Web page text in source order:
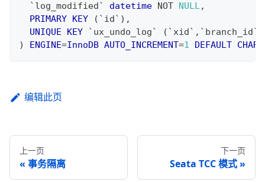
` log_modified ` datetime NOT NULL,
PRIMARY
KEY ( ` id ` ) ,
UNIQUE
KEY ` ux_undo_log ` ( `xid ` , ` branch_id `
)
ENGINE=InnoDB AUTO_INCREMENT=1 DEFAULT
编辑此页
上一页
事务隔离
下一页
Seata TCC 模式